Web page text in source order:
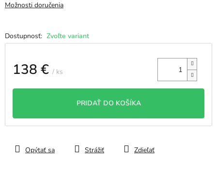
Zvoľte variant
Možnosti doručenia
138 € / ks
PRIDAŤ DO KOŠÍKA
Opýtať sa Strážiť Zdieľať